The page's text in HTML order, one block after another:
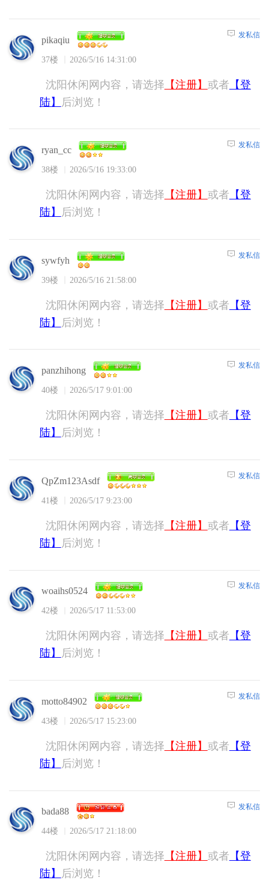
pikaqiu
37楼 2026/5/16 14:31:00
发私信
沈阳休闲网内容，请选择 【注册】 或者 【登
陆】
后浏览！
ryan_cc
38楼 2026/5/16 19:33:00
发私信
沈阳休闲网内容，请选择 【注册】 或者 【登
陆】
后浏览！
sywfyh
39楼 2026/5/16 21:58:00
发私信
沈阳休闲网内容，请选择 【注册】 或者 【登
陆】
后浏览！
panzhihong
40楼 2026/5/17 9:01:00
发私信
沈阳休闲网内容，请选择 【注册】 或者 【登
陆】
后浏览！
QpZm123Asdf
41楼 2026/5/17 9:23:00
发私信
沈阳休闲网内容，请选择 【注册】 或者 【登
陆】
后浏览！
woaihs0524
42楼 2026/5/17 11:53:00
发私信
沈阳休闲网内容，请选择 【注册】 或者 【登
陆】
后浏览！
motto84902
43楼 2026/5/17 15:23:00
发私信
沈阳休闲网内容，请选择 【注册】 或者 【登
陆】
后浏览！
bada88
44楼 2026/5/17 21:18:00
发私信
沈阳休闲网内容，请选择 【注册】 或者 【登
陆】
后浏览！